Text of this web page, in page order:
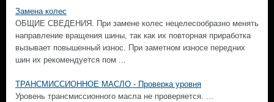
Замена колес
ОБЩИЕ СВЕДЕНИЯ. При замене колес нецелесообразно менять
направление вращения шины, так как их повторная приработка
вызывает повышенный износ. При заметном износе передних
шин их рекомендуется пом ...
ТРАНСМИССИОННОЕ МАСЛО - Проверка уровня
Уровень трансмиссионного масла не проверяется. ...